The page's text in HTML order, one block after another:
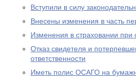
Вступили в силу
Внесены изменения в часть
Изменения в страховании при
Отказ свидетеля и
ответственности
Иметь полис ОСАГО на